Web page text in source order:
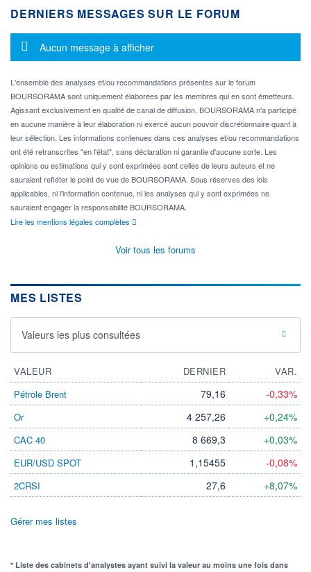
DERNIERS MESSAGES SUR LE FORUM
Message d'information
Aucun message à afficher
L'ensemble des analyses et/ou recommandations présentes sur le forum
BOURSORAMA sont uniquement élaborées par les membres qui en sont émetteurs.
Agissant exclusivement en qualité de canal de diffusion, BOURSORAMA n'a participé
en aucune manière à leur élaboration ni exercé aucun pouvoir discrétionnaire quant à
leur sélection. Les informations contenues dans ces analyses et/ou recommandations
ont été retranscrites "en l'état", sans déclaration ni garantie d'aucune sorte. Les
opinions ou estimations qui y sont exprimées sont celles de leurs auteurs et ne
sauraient refléter le point de vue de BOURSORAMA. Sous réserves des lois
applicables, ni l'information contenue, ni les analyses qui y sont exprimées ne
sauraient engager la responsabilité BOURSORAMA.
Lire les mentions légales complètes
Voir tous les forums
MES LISTES
Valeurs les plus consultées
VALEUR DERNIER
VAR.
Pétrole Brent
79,16 -0,33%
Or 4 257,26 +0,24%
CAC 40 8 669,3 +0,03%
EUR/USD SPOT 1,15455 -0,08%
2CRSI 27,6 +8,07%
Gérer mes listes
* Liste des cabinets d'analystes ayant suivi la valeur au moins une fois dans